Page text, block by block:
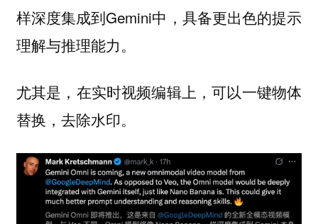
样深度集成到Gemini中，具备更出色的提示
理解与推理能力。
尤其是，在实时视频编辑上，可以一键物体
替换，去除水印。